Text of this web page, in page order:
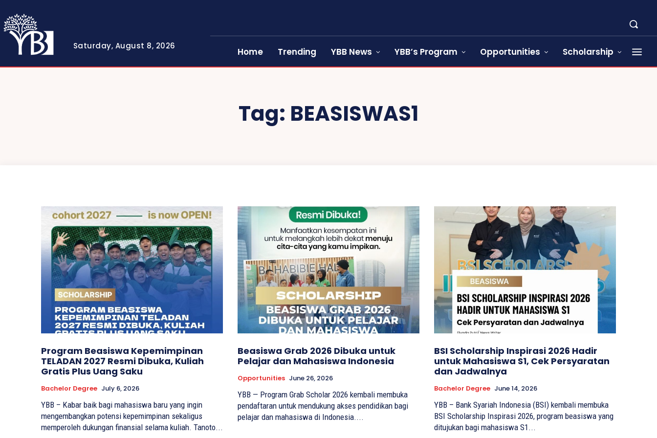
Saturday, August 8, 2026
Home Trending YBB News YBB’s Program Opportunities Scholarship
Tag: BEASISWAS1
Program Beasiswa Kepemimpinan
TELADAN 2027 Resmi Dibuka, Kuliah
Gratis Plus Uang Saku
Bachelor Degree July 6, 2026
YBB – Kabar baik bagi mahasiswa baru yang ingin
mengembangkan potensi kepemimpinan sekaligus
memperoleh dukungan finansial selama kuliah. Tanoto...
Beasiswa Grab 2026 Dibuka untuk
Pelajar dan Mahasiswa Indonesia
Opportunities June 26, 2026
YBB — Program Grab Scholar 2026 kembali membuka
pendaftaran untuk mendukung akses pendidikan bagi
pelajar dan mahasiswa di Indonesia....
BSI Scholarship Inspirasi 2026 Hadir
untuk Mahasiswa S1, Cek Persyaratan
dan Jadwalnya
Bachelor Degree June 14, 2026
YBB – Bank Syariah Indonesia (BSI) kembali membuka
BSI Scholarship Inspirasi 2026, program beasiswa yang
ditujukan bagi mahasiswa S1...